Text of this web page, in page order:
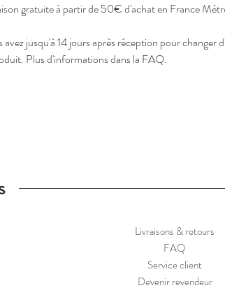
gratuite à partir de 50€ d'achat en France
avez jusqu'à 14 jours après réception pour changer
Plus d'informations dans la FAQ.
Livraisons & retours
FAQ
Service client
Devenir revendeur